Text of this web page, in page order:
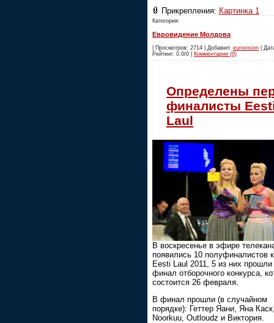
Прикрепления: Картинка 1
Категория:
Евровидение Молдова
| Просмотров: 2714 | Добавил: eurovision |
Рейтинг: 0.0/0 | Комментарии (0)
Определены
финалисты
Laul
В воскресенье в эфире
появились 10 полуфиналистов
Eesti Laul 2011, 5 из них прошли
финал отборочного конкурса,
состоится 26 февраля.
В финал прошли (в случайном
порядке): Геттер Яани, Яна
Noorkuu, Outloudz и Виктория.